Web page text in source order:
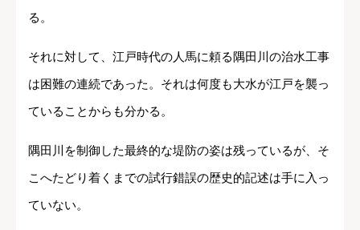
る。
それに対して、江戸時代の人馬に頼る隅田川の治水工事
は困難の連続であった。それは何度も大水が江戸を襲っ
ていることからも分かる。
隅田川を制御した最終的な堤防の姿は残っているが、そ
こへたどり着くまでの試行錯誤の歴史的記述は手に入っ
ていない。